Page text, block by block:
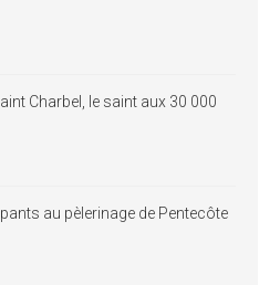
Charbel, le saint aux 30 000
au pèlerinage de Pentecôte